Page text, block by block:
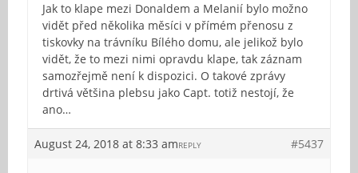
Jak to klape mezi Donaldem a Melanií bylo možno
vidět před několika měsíci v přímém přenosu z
tiskovky na trávníku Bílého domu, ale jelikož bylo
vidět, že to mezi nimi opravdu klape, tak záznam
samozřejmě není k dispozici. O takové zprávy
drtivá většina plebsu jako Capt. totiž nestojí, že
ano…
August 24, 2018 at 8:33 am #5437
REPLY